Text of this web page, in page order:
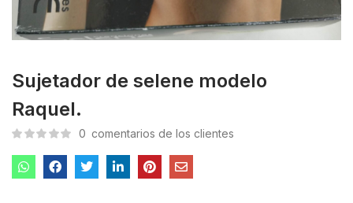
Sujetador de selene modelo
Raquel.
0 comentarios de los clientes